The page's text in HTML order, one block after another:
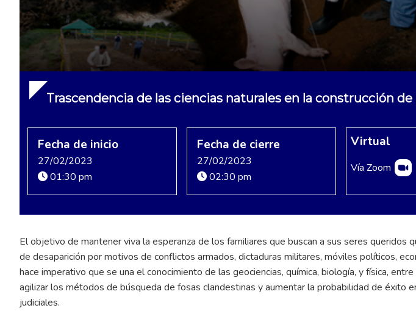
Trascendencia de las ciencias naturales en la construcción de
Fecha de inicio
27/02/2023
01:30 pm
Fecha de cierre
27/02/2023
02:30 pm
Virtual
Vía Zoom
El objetivo de mantener viva la esperanza de los familiares que buscan a sus seres queridos
de desaparición por motivos de conflictos armados, dictaduras militares, móviles políticos,
hace imperativo que se una el conocimiento de las geociencias, química, biología, y física,
agilizar los métodos de búsqueda de fosas clandestinas y aumentar la probabilidad de éxito
judiciales.